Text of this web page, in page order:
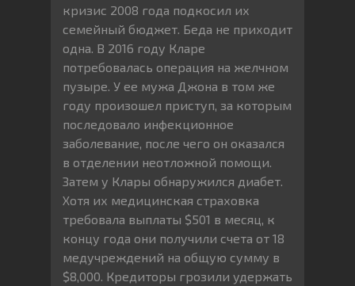
кризис 2008 года подкосил их
семейный бюджет. Беда не приходит
одна. В 2016 году Кларе
потребовалась операция на желчном
пузыре. У ее мужа Джона в том же
году произошел приступ, за которым
последовало инфекционное
заболевание, после чего он оказался
в отделении неотложной помощи.
Затем у Клары обнаружился диабет.
Хотя их медицинская страховка
требовала выплаты $501 в месяц, к
концу года они получили счета от 18
медучреждений на общую сумму в
$8,000. Кредиторы грозили удержать